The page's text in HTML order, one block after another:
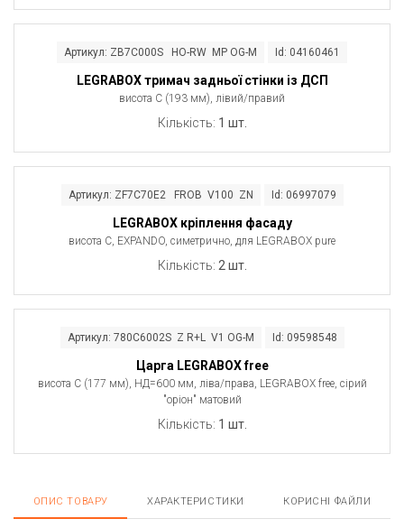
Артикул: ZB7C000S HO-RW MP OG-M Id: 04160461
LEGRABOX тримач задньої стінки із ДСП
висота C (193 мм), лівий/правий
Кількість: 1 шт.
Артикул: ZF7C70E2 FROB V100 ZN Id: 06997079
LEGRABOX кріплення фасаду
висота C, EXPANDO, симетрично, для LEGRABOX pure
Кількість: 2 шт.
Артикул: 780C6002S Z R+L V1 OG-M Id: 09598548
Царга LEGRABOX free
висота C (177 мм), НД=600 мм, ліва/права, LEGRABOX free, сірий
"оріон" матовий
Кількість: 1 шт.
ОПИС ТОВАРУ ХАРАКТЕРИСТИКИ КОРИСНІ ФАЙЛИ